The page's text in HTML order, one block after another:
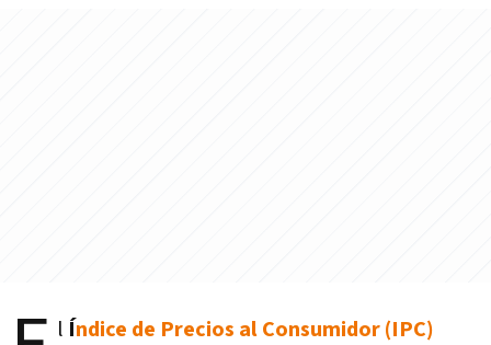
l Índice de Precios al Consumidor (IPC)